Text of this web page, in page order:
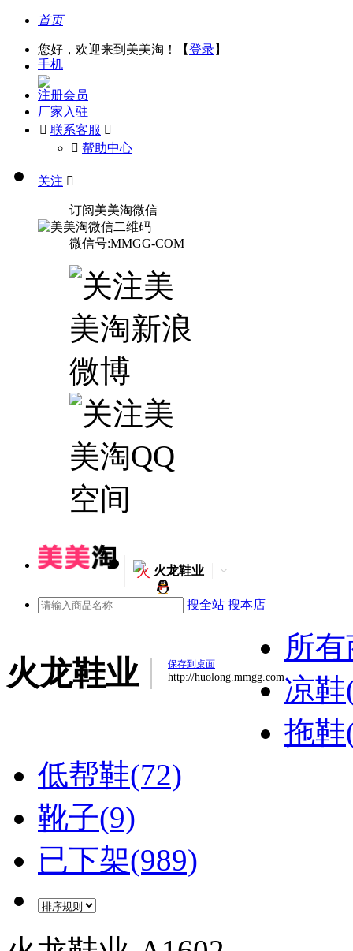
首页
您好，欢迎来到美美淘！【登录】
手机
注册会员
厂家入驻
 联系客服 
󰅃 帮助中心
关注 
订阅美美淘微信
微信号:MMGG-COM
火 火龙鞋业
搜全站 搜本店
火龙鞋业 保存到桌面
http://huolong.mmgg.com
所
凉鞋
拖鞋
低帮鞋(72)
靴子(9)
已下架(989)